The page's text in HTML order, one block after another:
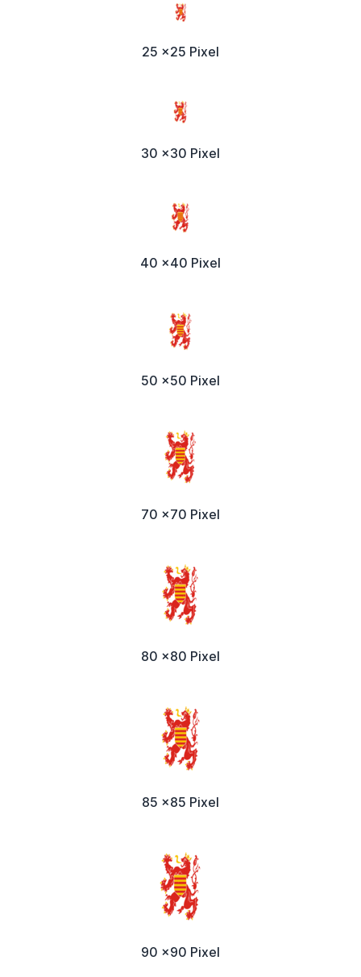
25 x25 Pixel
30 x30 Pixel
40 x40 Pixel
50 x50 Pixel
70 x70 Pixel
80 x80 Pixel
85 x85 Pixel
90 x90 Pixel